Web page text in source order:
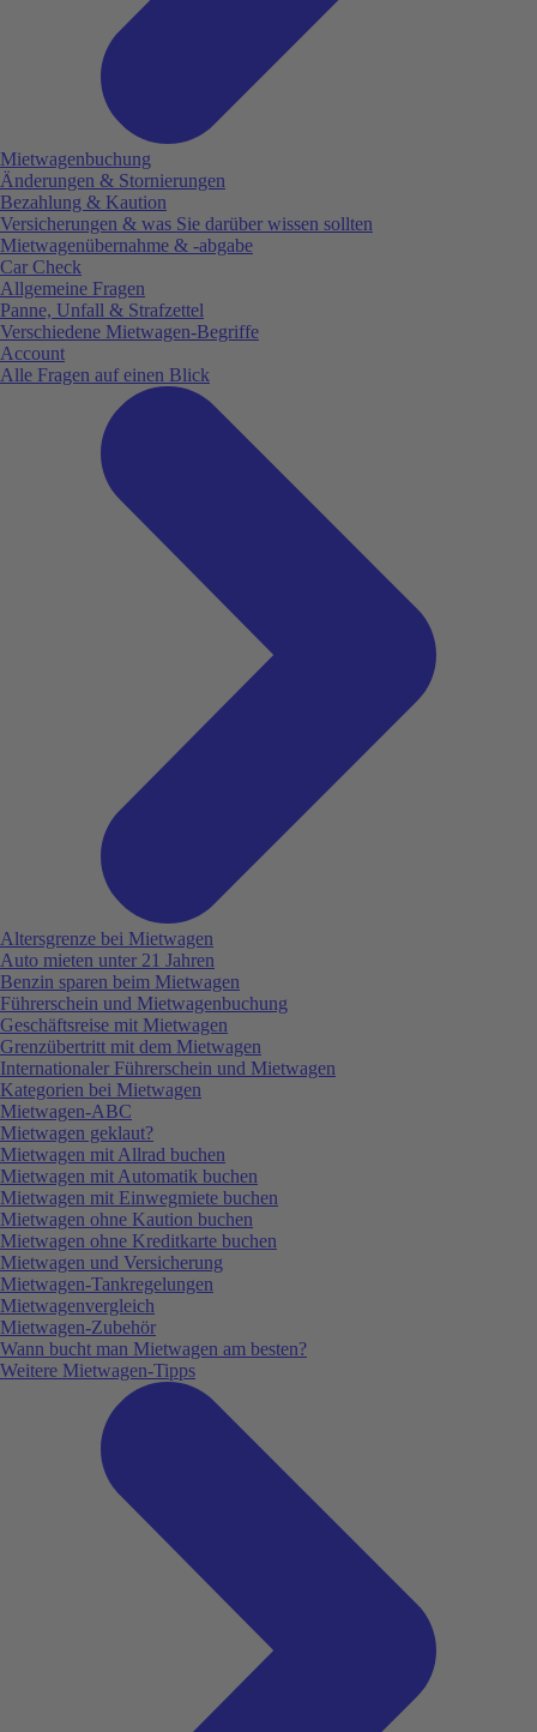
Mietwagenbuchung
Änderungen & Stornierungen
Bezahlung & Kaution
Versicherungen & was Sie darüber wissen sollten
Mietwagenübernahme & -abgabe
Car Check
Allgemeine Fragen
Panne, Unfall & Strafzettel
Verschiedene Mietwagen-Begriffe
Account
Alle Fragen auf einen Blick
Altersgrenze bei Mietwagen
Auto mieten unter 21 Jahren
Benzin sparen beim Mietwagen
Führerschein und Mietwagenbuchung
Geschäftsreise mit Mietwagen
Grenzübertritt mit dem Mietwagen
Internationaler Führerschein und Mietwagen
Kategorien bei Mietwagen
Mietwagen-ABC
Mietwagen geklaut?
Mietwagen mit Allrad buchen
Mietwagen mit Automatik buchen
Mietwagen mit Einwegmiete buchen
Mietwagen ohne Kaution buchen
Mietwagen ohne Kreditkarte buchen
Mietwagen und Versicherung
Mietwagen-Tankregelungen
Mietwagenvergleich
Mietwagen-Zubehör
Wann bucht man Mietwagen am besten?
Weitere Mietwagen-Tipps